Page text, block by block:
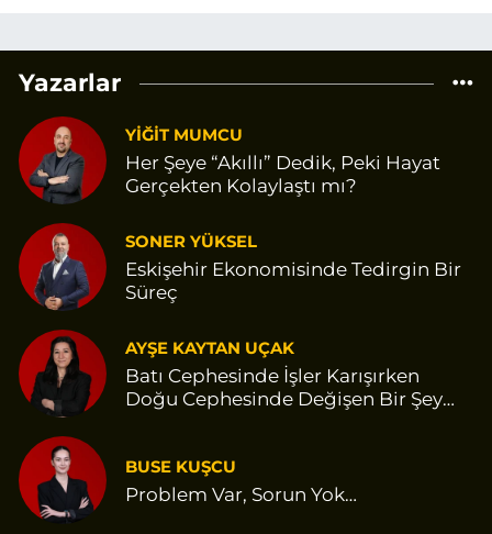
Yazarlar
YİĞİT MUMCU
Her Şeye “Akıllı” Dedik, Peki Hayat
Gerçekten Kolaylaştı mı?
SONER YÜKSEL
Eskişehir Ekonomisinde Tedirgin Bir
Süreç
AYŞE KAYTAN UÇAK
Batı Cephesinde İşler Karışırken
Doğu Cephesinde Değişen Bir Şey
BUSE KUŞCU
Problem Var, Sorun Yok…